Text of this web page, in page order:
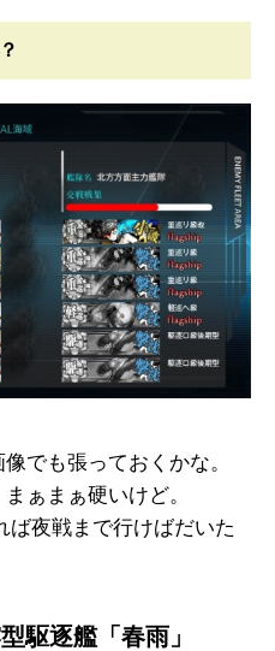
でも張っておくかな。
ぁまぁ硬いけど。
ば夜戦まで行けばだいた
駆逐艦「春雨」